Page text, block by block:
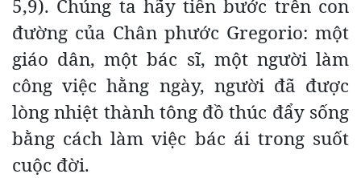
5,9). Chúng ta hãy tiến bước trên con
đường của Chân phước Gregorio: một
giáo dân, một bác sĩ, một người làm
công việc hằng ngày, người đã được
lòng nhiệt thành tông đồ thúc đẩy sống
bằng cách làm việc bác ái trong suốt
cuộc đời.